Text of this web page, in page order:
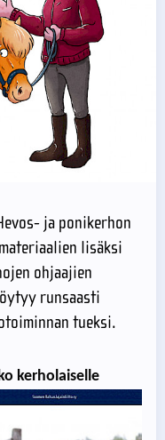
ja ponikerhon
lisäksi
ohjaajien
runsaasti
tueksi.
kerholaiselle